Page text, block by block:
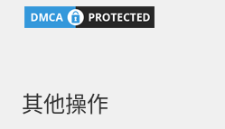
字:
其他操作